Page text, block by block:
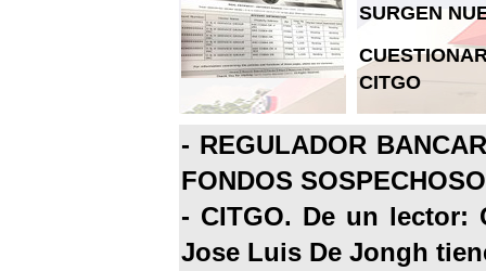
SURGEN
CITGO
- REGULADOR
FONDOS
- CITGO. De un lector:
Jose Luis De Jongh